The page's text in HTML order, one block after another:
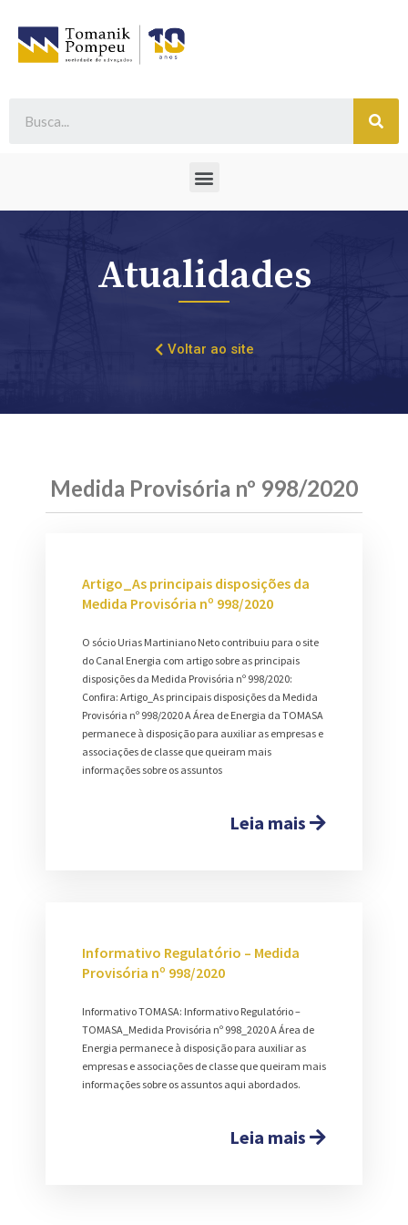
Atualidades
Voltar ao site
Medida Provisória nº 998/2020
Artigo_As principais disposições da
Medida Provisória nº 998/2020
O sócio Urias Martiniano Neto contribuiu para o site
do Canal Energia com artigo sobre as principais
disposições da Medida Provisória nº 998/2020:
Confira: Artigo_As principais disposições da Medida
Provisória nº 998/2020 A Área de Energia da TOMASA
permanece à disposição para auxiliar as empresas e
associações de classe que queiram mais
informações sobre os assuntos
Leia mais
Informativo Regulatório – Medida
Provisória nº 998/2020
Informativo TOMASA: Informativo Regulatório –
TOMASA_Medida Provisória nº 998_2020 A Área de
Energia permanece à disposição para auxiliar as
empresas e associações de classe que queiram mais
informações sobre os assuntos aqui abordados.
Leia mais